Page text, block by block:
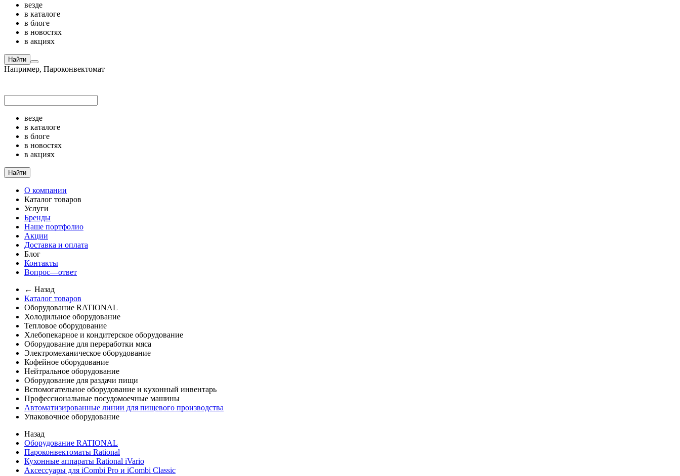
везде
в каталоге
в блоге
в новостях
в акциях
Найти
Например, Пароконвектомат
везде
в каталоге
в блоге
в новостях
в акциях
Найти
О компании
Каталог товаров
Услуги
Бренды
Наше портфолио
Акции
Доставка и оплата
Блог
Контакты
Вопрос—ответ
← Назад
Каталог товаров
Оборудование RATIONAL
Холодильное оборудование
Тепловое оборудование
Хлебопекарное и кондитерское оборудование
Оборудование для переработки мяса
Электромеханическое оборудование
Кофейное оборудование
Нейтральное оборудование
Оборудование для раздачи пищи
Вспомогательное оборудование и кухонный инвентарь
Профессиональные посудомоечные машины
Автоматизированные линии для пищевого производства
Упаковочное оборудование
Назад
Оборудование RATIONAL
Пароконвектоматы Rational
Кухонные аппараты Rational iVario
Аксессуары для iCombi Pro и iCombi Classic